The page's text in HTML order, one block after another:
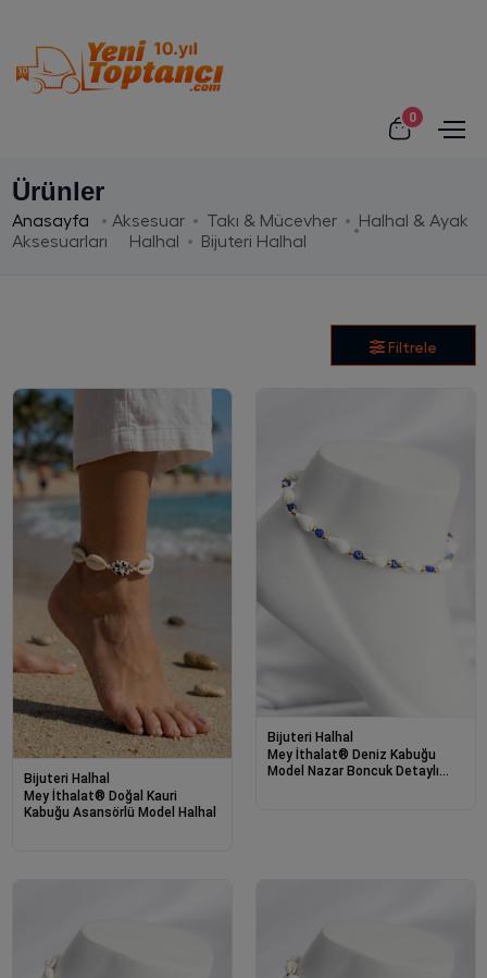
0
Ürünler
Anasayfa Aksesuar Takı & Mücevher
Halhal & Ayak
Aksesuarları
Halhal Bijuteri Halhal
Filtrele
Bijuteri Halhal
Mey İthalat® Doğal Kauri
Kabuğu Asansörlü Model Halhal
Bijuteri Halhal
Mey İthalat® Deniz Kabuğu
Model Nazar Boncuk Detaylı